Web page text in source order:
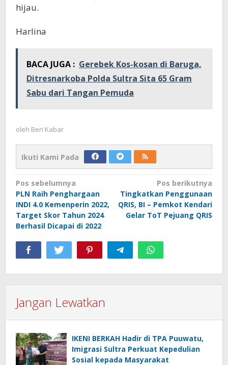
hijau.
Harlina
BACA JUGA : Gerebek Kos-kosan di Baruga,
Ditresnarkoba Polda Sultra Sita 65 Gram
Sabu dari Tangan Pemuda
oleh Beri Kabar
Ikuti Kami Pada
Navigasi
pos
Pos sebelumnya
PLN Raih Penghargaan
INDI 4.0 Kemenperin 2022,
Target Skor Tahun 2024
Berhasil Dicapai di 2022
Pos berikutnya
Tingkatkan Penggunaan
QRIS, BI – Pemkot Kendari
Gelar ToT Pejuang QRIS
Jangan Lewatkan
IKENI BERKAH Hadir di TPA Puuwatu,
Imigrasi Sultra Perkuat Kepedulian
Sosial kepada Masyarakat